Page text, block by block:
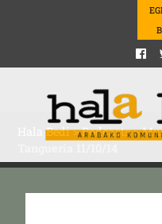
Hala Bedi>Podcasts>